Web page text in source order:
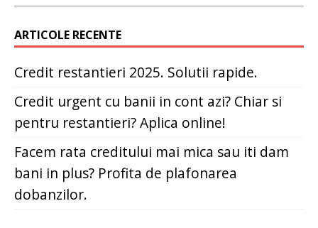
ARTICOLE RECENTE
Credit restantieri 2025. Solutii rapide.
Credit urgent cu banii in cont azi? Chiar si
pentru restantieri? Aplica online!
Facem rata creditului mai mica sau iti dam
bani in plus? Profita de plafonarea
dobanzilor.